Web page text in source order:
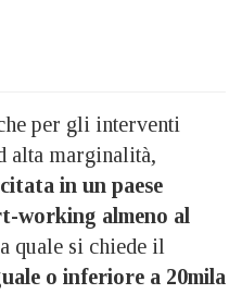
per gli interventi
alta marginalità,
in un paese
working almeno al
quale si chiede il
o inferiore a 20mila